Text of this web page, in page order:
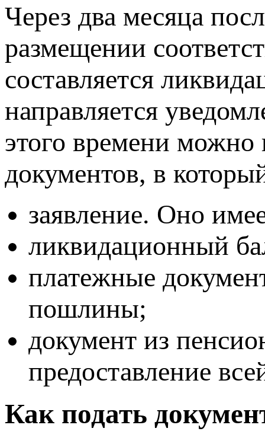
Через два месяца
размещении
составляется
направляется
этого времени можно
документов, в
заявление. Оно
ликвидационный
платежные
пошлины;
документ из
предоставление
Как подать